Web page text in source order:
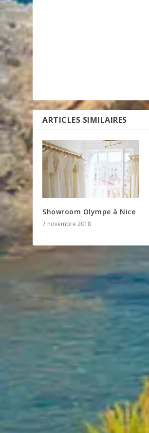
ARTICLES SIMILAIRES
Showroom Olympe à Nice
7 novembre 2018